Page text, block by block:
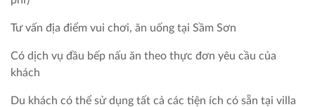
Tư vấn địa điểm vui chơi, ăn uống tại Sầm Sơn
Có dịch vụ đầu bếp nấu ăn theo thực đơn yêu cầu của
khách
Du khách có thể sử dụng tất cả các tiện ích có sẵn tại villa